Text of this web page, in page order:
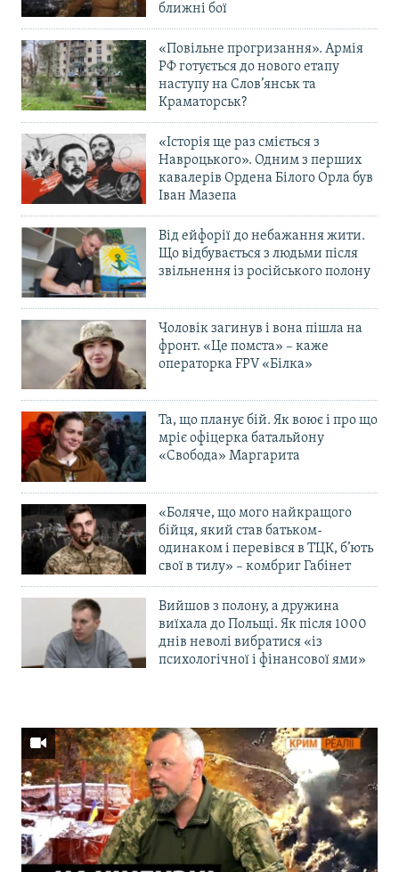
ближні бої
«Повільне прогризання». Армія
РФ готується до нового етапу
наступу на Слов’янськ та
Краматорськ?
«Історія ще раз сміється з
Навроцького». Одним з перших
кавалерів Ордена Білого Орла був
Іван Мазепа
Від ейфорії до небажання жити.
Що відбувається з людьми після
звільнення із російського полону
Чоловік загинув і вона пішла на
фронт. «Це помста» – каже
операторка FPV «Білка»
Та, що планує бій. Як воює і про що
мріє офіцерка батальйону
«Свобода» Маргарита
«Боляче, що мого найкращого
бійця, який став батьком-
одинаком і перевівся в ТЦК, б’ють
свої в тилу» – комбриг Габінет
Вийшов з полону, а дружина
виїхала до Польщі. Як після 1000
днів неволі вибратися «із
психологічної і фінансової ями»